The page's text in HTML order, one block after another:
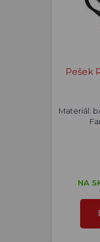
Pešek
Materiál:
NA